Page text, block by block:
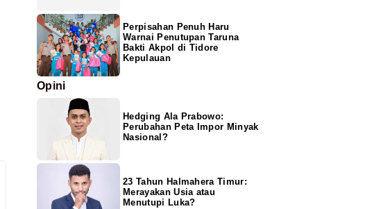
Perpisahan Penuh Haru
Warnai Penutupan Taruna
Bakti Akpol di Tidore
Kepulauan
Opini
Hedging Ala Prabowo:
Perubahan Peta Impor Minyak
Nasional?
23 Tahun Halmahera Timur:
Merayakan Usia atau
Menutupi Luka?